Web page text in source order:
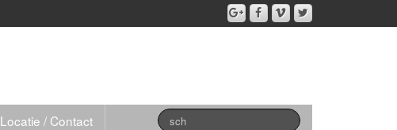
Locatie / Contact